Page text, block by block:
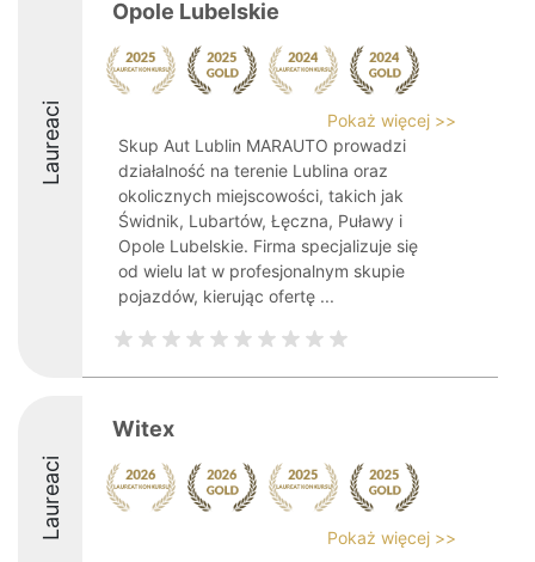
Laureaci
Opole Lubelskie
Pokaż więcej >>
Skup Aut Lublin MARAUTO prowadzi
działalność na terenie Lublina oraz
okolicznych miejscowości, takich jak
Świdnik, Lubartów, Łęczna, Puławy i
Opole Lubelskie. Firma specjalizuje się
od wielu lat w profesjonalnym skupie
pojazdów, kierując ofertę ...
Laureaci
Witex
Pokaż więcej >>